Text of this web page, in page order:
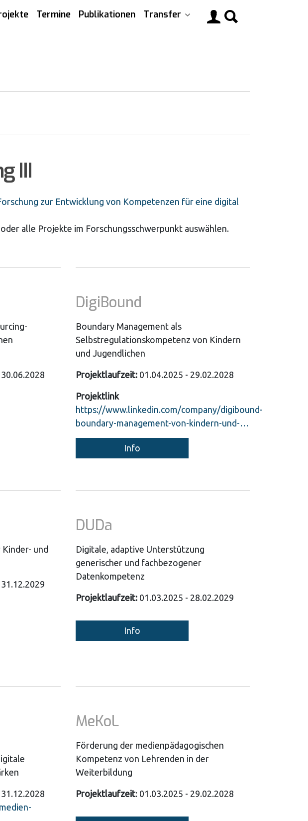
Termine Publikationen Transfer
III
zur Entwicklung von Kompetenzen für eine digital
alle Projekte im Forschungsschwerpunkt auswählen.
DigiBound
Boundary Management als
Selbstregulationskompetenz von Kindern
und Jugendlichen
Projektlaufzeit: 01.04.2025 - 29.02.2028
Projektlink
https://www.linkedin.com/company/digibound-
boundary-management-von-kindern-und-…
Info
und
DUDa
Digitale, adaptive Unterstützung
generischer und fachbezogener
Datenkompetenz
Projektlaufzeit: 01.03.2025 - 28.02.2029
Info
MeKoL
Förderung der medienpädagogischen
Kompetenz von Lehrenden in der
Weiterbildung
Projektlaufzeit: 01.03.2025 - 29.02.2028